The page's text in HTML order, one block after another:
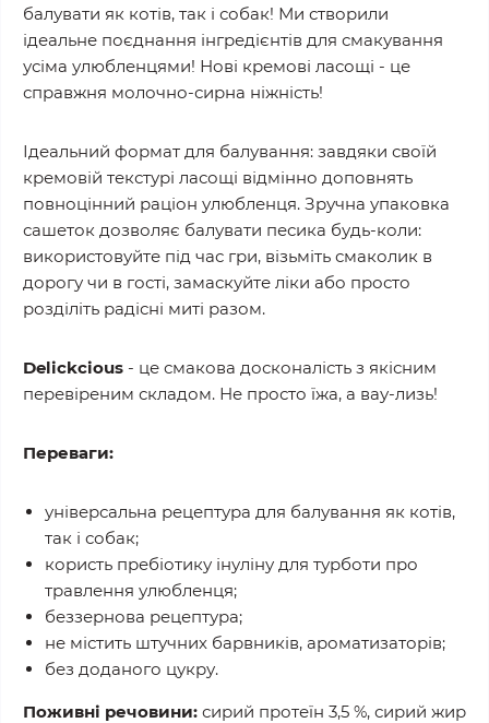
балувати як котів, так і собак! Ми створили
ідеальне поєднання інгредієнтів для смакування
усіма улюбленцями! Нові кремові ласощі - це
справжня молочно-сирна ніжність!
Ідеальний формат для балування: завдяки своїй
кремовій текстурі ласощі відмінно доповнять
повноцінний раціон улюбленця. Зручна упаковка
сашеток дозволяє балувати песика будь-коли:
використовуйте під час гри, візьміть смаколик в
дорогу чи в гості, замаскуйте ліки або просто
розділіть радісні миті разом.
Delickcious - це смакова досконалість з якісним
перевіреним складом. Не просто їжа, а вау-лизь!
Переваги:
універсальна рецептура для балування як котів,
так і собак;
користь пребіотику інуліну для турботи про
травлення улюбленця;
беззернова рецептура;
не містить штучних барвників, ароматизаторів;
без доданого цукру.
Поживні речовини: сирий протеїн 3,5 %, сирий жир